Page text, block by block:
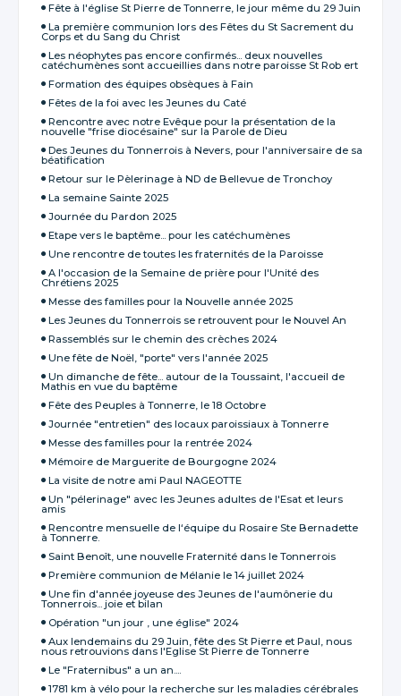
Fête à l'église St Pierre de Tonnerre, le jour même du 29 Juin
La première communion lors des Fêtes du St Sacrement du
Corps et du Sang du Christ
Les néophytes pas encore confirmés... deux nouvelles
catéchumènes sont accueillies dans notre paroisse St Rob ert
Formation des équipes obsèques à Fain
Fêtes de la foi avec les Jeunes du Caté
Rencontre avec notre Evêque pour la présentation de la
nouvelle "frise diocésaine" sur la Parole de Dieu
Des Jeunes du Tonnerrois à Nevers, pour l'anniversaire de sa
béatification
Retour sur le Pèlerinage à ND de Bellevue de Tronchoy
La semaine Sainte 2025
Journée du Pardon 2025
Etape vers le baptême... pour les catéchumènes
Une rencontre de toutes les fraternités de la Paroisse
A l'occasion de la Semaine de prière pour l'Unité des
Chrétiens 2025
Messe des familles pour la Nouvelle année 2025
Les Jeunes du Tonnerrois se retrouvent pour le Nouvel An
Rassemblés sur le chemin des crèches 2024
Une fête de Noël, "porte" vers l'année 2025
Un dimanche de fête... autour de la Toussaint, l'accueil de
Mathis en vue du baptême
Fête des Peuples à Tonnerre, le 18 Octobre
Journée "entretien" des locaux paroissiaux à Tonnerre
Messe des familles pour la rentrée 2024
Mémoire de Marguerite de Bourgogne 2024
La visite de notre ami Paul NAGEOTTE
Un "pélerinage" avec les Jeunes adultes de l'Esat et leurs
amis
Rencontre mensuelle de l‘équipe du Rosaire Ste Bernadette
à Tonnerre.
Saint Benoît, une nouvelle Fraternité dans le Tonnerrois
Première communion de Mélanie le 14 juillet 2024
Une fin d'année joyeuse des Jeunes de l'aumônerie du
Tonnerrois... joie et bilan
Opération "un jour , une église" 2024
Aux lendemains du 29 Juin, fête des St Pierre et Paul, nous
nous retrouvions dans l'Eglise St Pierre de Tonnerre
Le "Fraternibus" a un an....
1781 km à vélo pour la recherche sur les maladies cérébrales